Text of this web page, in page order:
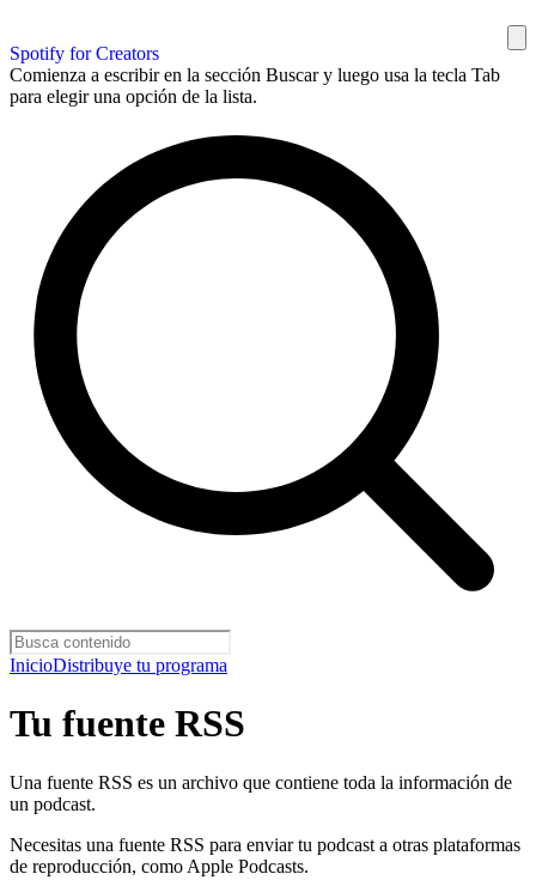
Spotify for Creators
Comienza a escribir en la sección Buscar y luego usa la tecla Tab
para elegir una opción de la lista.
InicioDistribuye tu programa
Tu fuente RSS
Una fuente RSS es un archivo que contiene toda la información de
un podcast.
Necesitas una fuente RSS para enviar tu podcast a otras plataformas
de reproducción, como Apple Podcasts.